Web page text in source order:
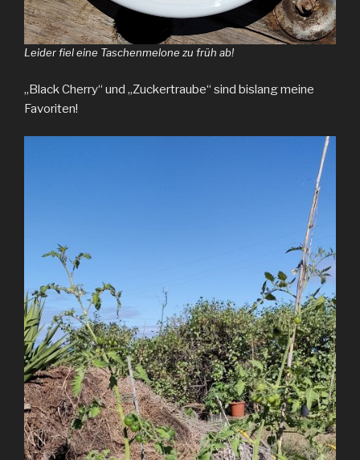
Leider fiel eine Taschenmelone zu früh ab!
„Black Cherry“ und „Zuckertraube“ sind bislang meine
Favoriten!